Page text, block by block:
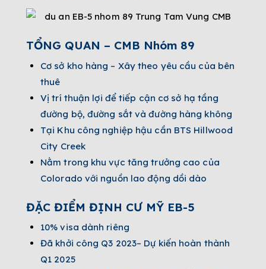
TỔNG QUAN – CMB Nhóm 89
Cơ sở kho hàng – Xây theo yêu cầu của bên
thuê
Vị trí thuận lợi để tiếp cận cơ sở hạ tầng
đường bộ, đường sắt và đường hàng không
Tại Khu công nghiệp hậu cần BTS Hillwood
City Creek
Nằm trong khu vực tăng trưởng cao của
Colorado với nguồn lao động dồi dào
ĐẶC ĐIỂM ĐỊNH CƯ MỸ EB-5
10% visa dành riêng
Đã khởi công Q3 2023– Dự kiến hoàn thành
Q1 2025